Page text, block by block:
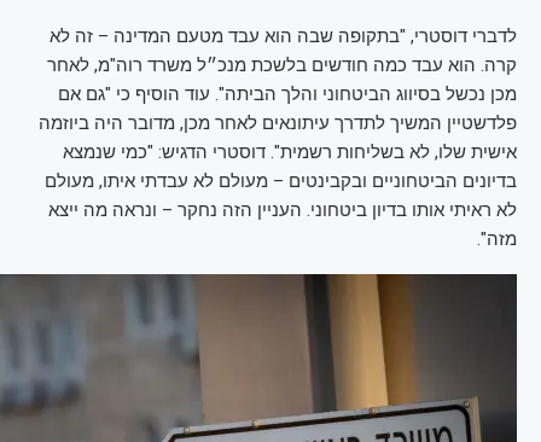
לדברי דוסטרי, "בתקופה שבה הוא עבד מטעם המדינה – זה לא
קרה. הוא עבד כמה חודשים בלשכת מנכ״ל משרד רוה"מ, לאחר
מכן נכשל בסיווג הביטחוני והלך הביתה". עוד הוסיף כי "גם אם
פלדשטיין המשיך לתדרך עיתונאים לאחר מכן, מדובר היה ביוזמה
אישית שלו, לא בשליחות רשמית". דוסטרי הדגיש: "כמי שנמצא
בדיונים הביטחוניים ובקבינטים – מעולם לא עבדתי איתו, מעולם
לא ראיתי אותו בדיון ביטחוני. העניין הזה נחקר – ונראה מה ייצא
מזה".